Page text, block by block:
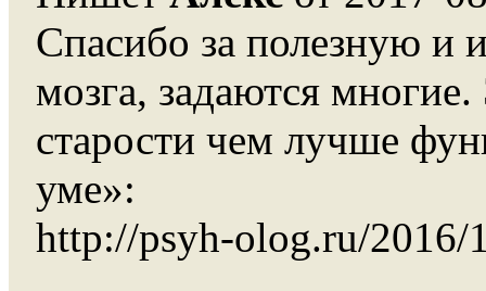
Спасибо за полезную и
мозга, задаются
старости чем лучше
уме»:
http://psyh-olog.ru/2016/